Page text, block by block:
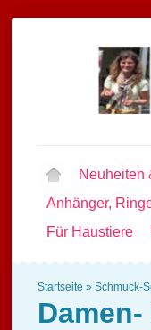
Neuheiten
Anhänger,
Für Haustiere
Startseite » Schmuck-